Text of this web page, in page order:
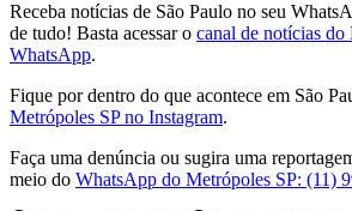
Receba notícias de São Paulo no seu
de tudo! Basta acessar o canal de notícias
WhatsApp.
Fique por dentro do que acontece em São
Metrópoles SP no Instagram.
Faça uma denúncia ou sugira uma
meio do WhatsApp do Metrópoles SP: (11)